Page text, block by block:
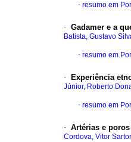
· resumo em
· Gadamer e a
Batista, Gustavo
· resumo em
· Experiência
Júnior, Roberto
· resumo em
· Artérias e
Cordova, Vitor